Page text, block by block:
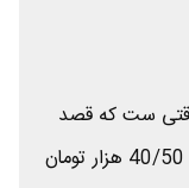
وقتی ست که قصد
خرید یه ماوس بی سیم تو رنج قیمت های 40/50 هزار تومان